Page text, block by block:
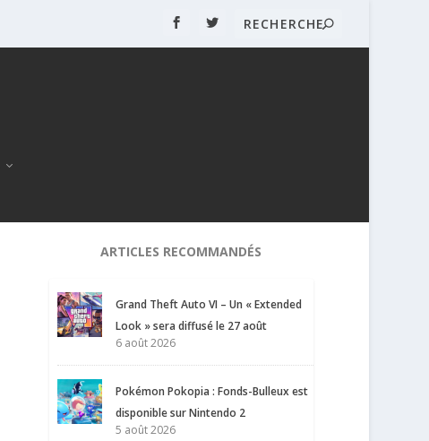
ARTICLES RECOMMANDÉS
Grand Theft Auto VI – Un « Extended
Look » sera diffusé le 27 août
6 août 2026
Pokémon Pokopia : Fonds-Bulleux est
disponible sur Nintendo 2
5 août 2026